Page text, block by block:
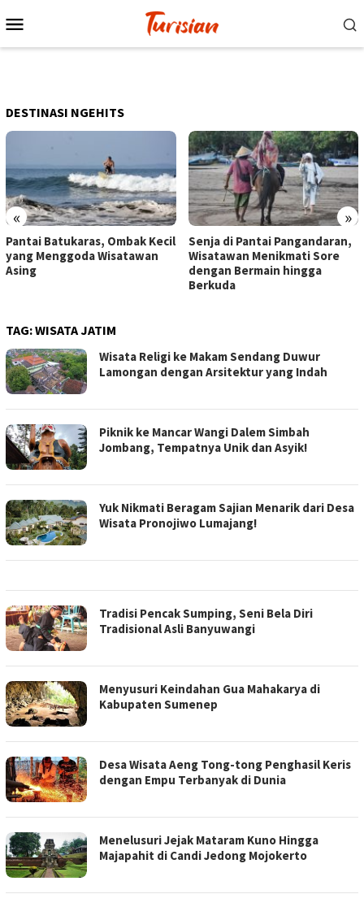
ke
Mobile
DESTINASI NGEHITS
« »
Pantai Batukaras, Ombak Kecil
yang Menggoda Wisatawan
Asing
Senja di Pantai Pangandaran,
Wisatawan Menikmati Sore
dengan Bermain hingga
Berkuda
TAG:WISATA JATIM
Wisata Religi ke Makam Sendang Duwur
Lamongan dengan Arsitektur yang Indah
Piknik ke Mancar Wangi Dalem Simbah
Jombang, Tempatnya Unik dan Asyik!
Yuk Nikmati Beragam Sajian Menarik dari Desa
Wisata Pronojiwo Lumajang!
Tradisi Pencak Sumping, Seni Bela Diri
Tradisional Asli Banyuwangi
Menyusuri Keindahan Gua Mahakarya di
Kabupaten Sumenep
Desa Wisata Aeng Tong-tong Penghasil Keris
dengan Empu Terbanyak di Dunia
Menelusuri Jejak Mataram Kuno Hingga
Majapahit di Candi Jedong Mojokerto